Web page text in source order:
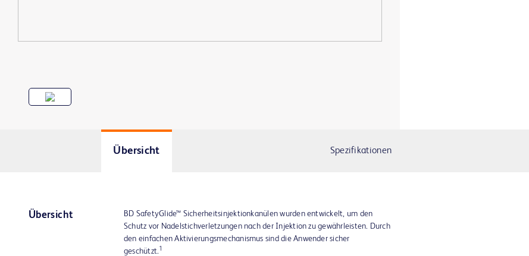
Übersicht Spezifikationen
Übersicht
BD SafetyGlide™ Sicherheitsinjektionkanülen wurden entwickelt, um den
Schutz vor Nadelstichverletzungen nach der Injektion zu gewährleisten. Durch
den einfachen Aktivierungsmechanismus sind die Anwender sicher
geschützt. 1